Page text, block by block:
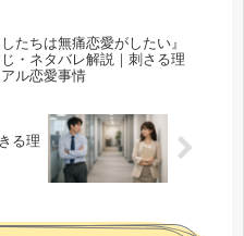
したちは無痛恋愛がしたい』
・ネタバレ解説｜刺さる理
ル恋愛事情
る理